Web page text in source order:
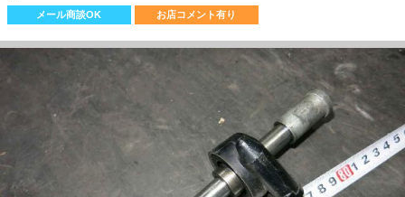
メール商談OK お店コメント有り